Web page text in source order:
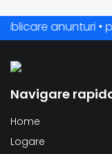
anunturi •
Navigare
Home
Logare